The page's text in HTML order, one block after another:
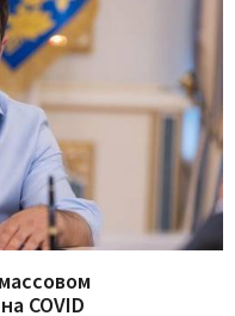
COVID